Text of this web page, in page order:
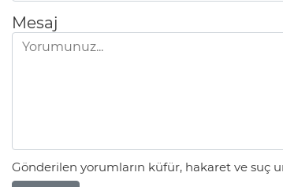
Mesaj
Gönderilen yorumların küfür, hakaret ve suç